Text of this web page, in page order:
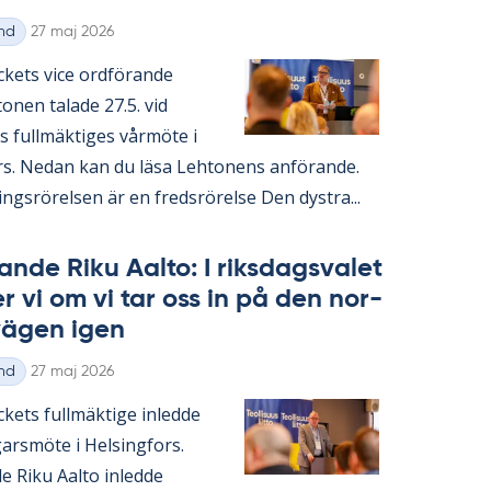
Skriven
27 maj 2026
vice ord­fö­ran­de
ta­la­de 27.5. vid
full­mäk­ti­ges vår­möte i
Ne­dan kan du läsa Lehto­nens an­fö­ran­de.
är en freds­rö­rel­se Den dyst­ra...
Riku Aal­to: I riks­dags­va­let
vi om vi tar oss in på den nor­
igen
Skriven
27 maj 2026
full­mäk­ti­ge in­led­de
i Helsing­fors.
Riku Aal­to in­led­de